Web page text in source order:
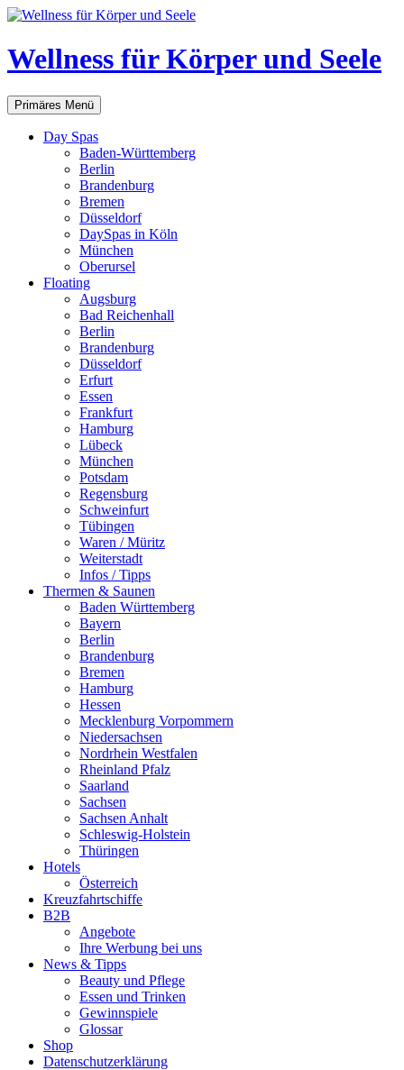
Zum
springen
Wellness für Körper und Seele
Suchen
Primäres Menü
Day Spas
Baden-Württemberg
Berlin
Brandenburg
Bremen
Düsseldorf
DaySpas in Köln
München
Oberursel
Floating
Augsburg
Bad Reichenhall
Berlin
Brandenburg
Düsseldorf
Erfurt
Essen
Frankfurt
Hamburg
Lübeck
München
Potsdam
Regensburg
Schweinfurt
Tübingen
Waren / Müritz
Weiterstadt
Infos / Tipps
Thermen & Saunen
Baden Württemberg
Bayern
Berlin
Brandenburg
Bremen
Hamburg
Hessen
Mecklenburg Vorpommern
Niedersachsen
Nordrhein Westfalen
Rheinland Pfalz
Saarland
Sachsen
Sachsen Anhalt
Schleswig-Holstein
Thüringen
Hotels
Österreich
Kreuzfahrtschiffe
B2B
Angebote
Ihre Werbung bei uns
News & Tipps
Beauty und Pflege
Essen und Trinken
Gewinnspiele
Glossar
Shop
Datenschutzerklärung